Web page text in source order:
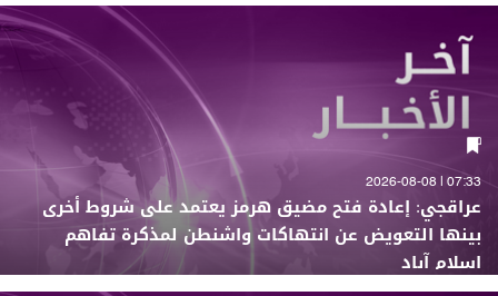
07:33 | 2026-08-08
عراقجي: إعادة فتح مضيق هرمز يعتمد على شروط أخرى
بينها التعويض عن انتهاكات واشنطن لمذكرة تفاهم
إسلام آباد